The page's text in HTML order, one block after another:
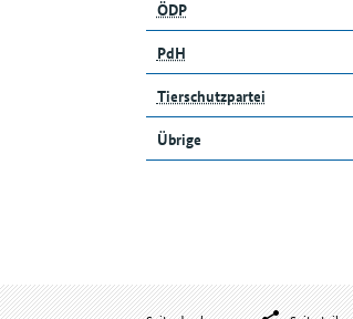
ÖDP
PdH
Tierschutzpartei
Übrige